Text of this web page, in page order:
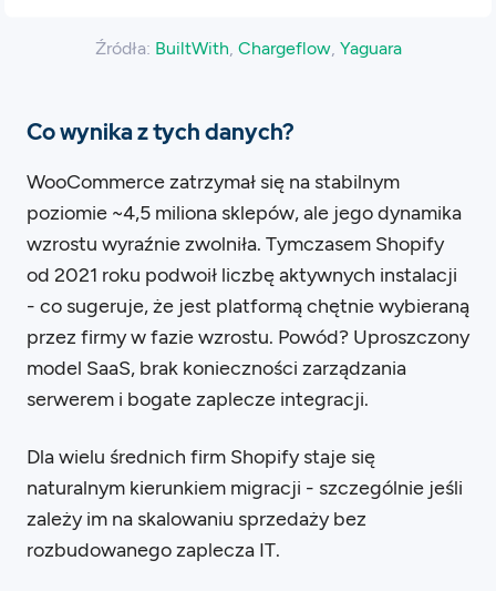
Źródła: BuiltWith, Chargeflow, Yaguara
Co wynika z tych danych?
WooCommerce zatrzymał się na stabilnym
poziomie ~4,5 miliona sklepów, ale jego dynamika
wzrostu wyraźnie zwolniła. Tymczasem Shopify
od 2021 roku podwoił liczbę aktywnych instalacji
- co sugeruje, że jest platformą chętnie wybieraną
przez firmy w fazie wzrostu. Powód? Uproszczony
model SaaS, brak konieczności zarządzania
serwerem i bogate zaplecze integracji.
Dla wielu średnich firm Shopify staje się
naturalnym kierunkiem migracji - szczególnie jeśli
zależy im na skalowaniu sprzedaży bez
rozbudowanego zaplecza IT.